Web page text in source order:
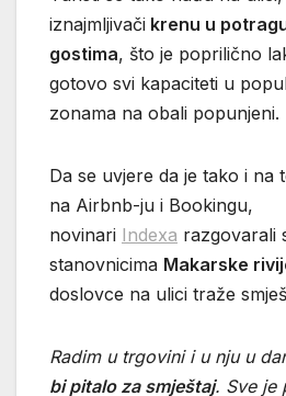
iznajmljivači krenu u
gostima, što je poprilično
gotovo svi kapaciteti u
zonama na obali popunjeni.
Da se uvjere da je tako i na
na Airbnb-ju i Bookingu,
novinari Indexa razgovarali
stanovnicima Makarske
doslovce na ulici traže
Radim u trgovini i u nju u
bi pitalo za smještaj. Sve je